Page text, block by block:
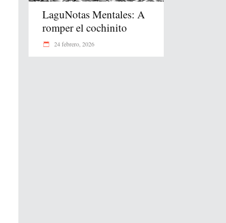
LaguNotas Mentales: A
romper el cochinito
24 febrero, 2026